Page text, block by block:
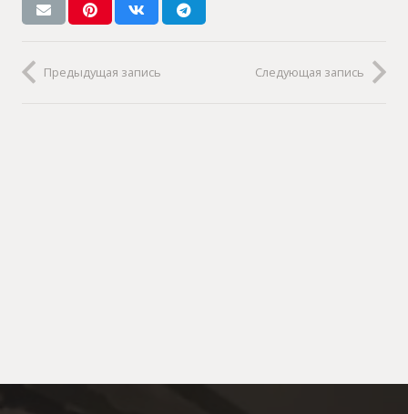
Предыдущая запись Следующая запись